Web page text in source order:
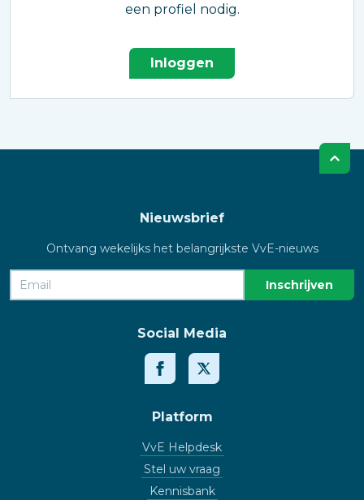
een profiel nodig.
Inloggen
Nieuwsbrief
Ontvang wekelijks het belangrijkste VvE-nieuws
Social Media
Platform
VvE Helpdesk
Stel uw vraag
Kennisbank